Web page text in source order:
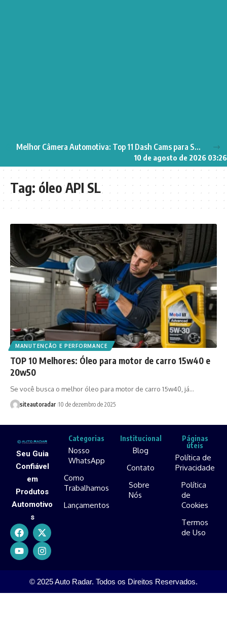
10 de agosto de 2026 03:26
Melhor Câmera Automotiva: Top 11 Dash Cams para Segurança no Carro
Tag: óleo API SL
MANUTENÇÃO E PERFORMANCE
TOP 10 Melhores: Óleo para motor de carro 15w40 e
20w50
Se você busca o melhor óleo para motor de carro 15w40, já…
siteautoradar 10 de dezembro de 2025
Seu Guia
Confiável
em
Produtos
Automotivo
s
Categorias
Nosso
WhatsApp
Como
Trabalhamos
Lançamentos
Institucional
Blog
Contato
Sobre
Nós
Páginas
úteis
Política de
Privacidade
Política
de
Cookies
Termos
de Uso
© 2025 Auto Radar. Todos os Direitos Reservados.